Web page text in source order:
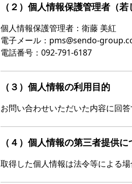
（２）個人情報保護管理者（
個人情報保護管理者：衛藤 美紅
電子メール：pms@sendo-
電話番号：092-791-6187
（３）個人情報の利用目的
お問い合わせいただいた内容に回
（４）個人情報の第三者提供に
取得した個人情報は法令等による